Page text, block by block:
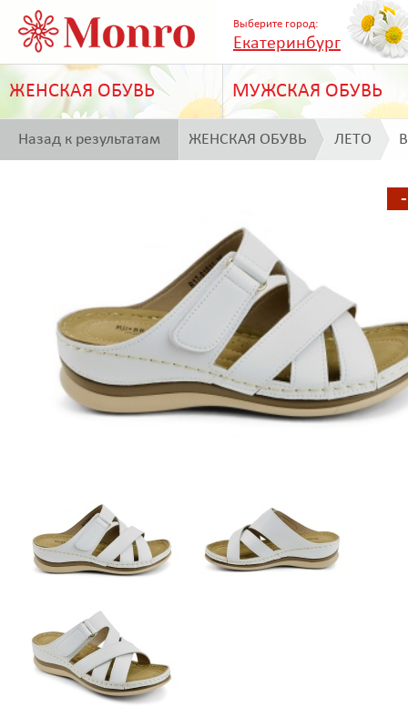
Выберите город:
Екатеринбург
ЖЕНСКАЯ ОБУВЬ МУЖСКАЯ ОБУВЬ
Назад к результатам ЖЕНСКАЯ ОБУВЬ ЛЕТО